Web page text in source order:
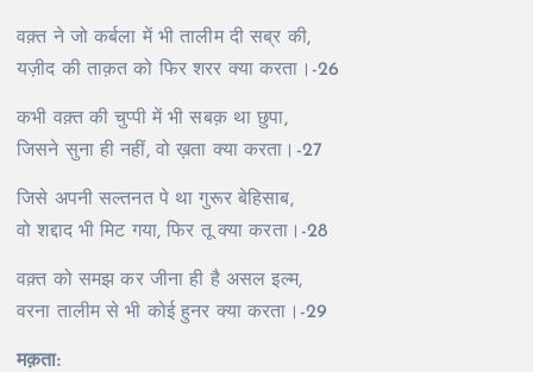
वक़्त ने जो कर्बला में भी तालीम दी सब्र की,
यज़ीद की ताक़त को फिर शरर क्या करता।-26
कभी वक़्त की चुप्पी में भी सबक़ था छुपा,
जिसने सुना ही नहीं, वो ख़ता क्या करता।-27
जिसे अपनी सल्तनत पे था गुरूर बेहिसाब,
वो शद्दाद भी मिट गया, फिर तू क्या करता।-28
वक़्त को समझ कर जीना ही है असल इल्म,
वरना तालीम से भी कोई हुनर क्या करता।-29
मक़ता: